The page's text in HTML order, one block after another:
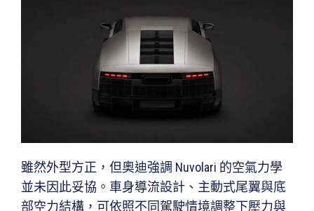
雖然外型方正，但奧迪強調 Nuvolari 的空氣力學
並未因此妥協。車身導流設計、主動式尾翼與底
部空力結構，可依照不同駕駛情境調整下壓力與